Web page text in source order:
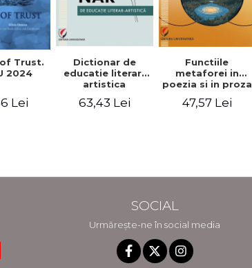
Trust.
2024
Lei
Dictionar de
educatie literar-
artistica
63,43 Lei
Functiile
metaforei in
poezia si in proza
Petrescu.
47,57 Lei
SOCIAL
Urmărește-ne în social media